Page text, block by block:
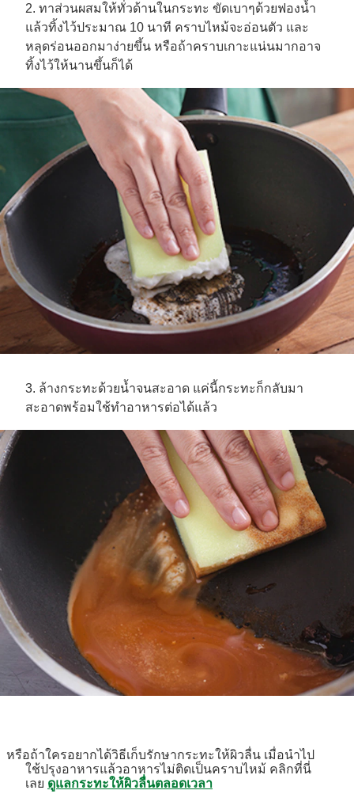
2. ทาส่วนผสมให้ทั่วด้านในกระทะ ขัดเบาๆด้วยฟองน้ำ
แล้วทิ้งไว้ประมาณ 10 นาที คราบไหม้จะอ่อนตัว และ
หลุดร่อนออกมาง่ายขึ้น หรือถ้าคราบเกาะแน่นมากอาจ
ทิ้งไว้ให้นานขึ้นก็ได้
3. ล้างกระทะด้วยน้ำจนสะอาด แค่นี้กระทะก็กลับมา
สะอาดพร้อมใช้ทำอาหารต่อได้แล้ว
หรือถ้าใครอยากได้วิธีเก็บรักษากระทะให้ผิวลื่น เมื่อนำไป
ใช้ปรุงอาหารแล้วอาหารไม่ติดเป็นคราบไหม้ คลิกที่นี่
เลย ดูแลกระทะให้ผิวลื่นตลอดเวลา